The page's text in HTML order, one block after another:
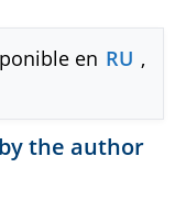
en RU ,
the author